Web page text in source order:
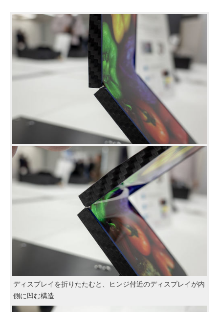
ディスプレイを折りたたむと、ヒンジ付近のディスプレイが内
側に凹む構造